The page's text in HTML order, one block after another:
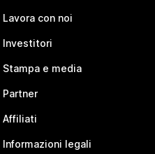
Lavora con noi
Investitori
Stampa e media
Partner
Affiliati
Informazioni legali